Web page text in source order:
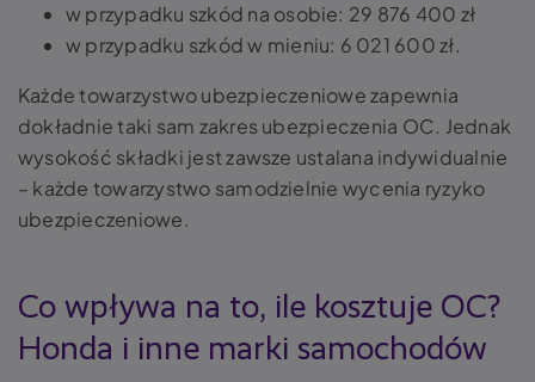
w przypadku szkód na osobie: 29 876 400 zł
w przypadku szkód w mieniu: 6 021 600 zł.
Każde towarzystwo ubezpieczeniowe zapewnia
dokładnie taki sam zakres ubezpieczenia OC. Jednak
wysokość składki jest zawsze ustalana indywidualnie
– każde towarzystwo samodzielnie wycenia ryzyko
ubezpieczeniowe.
Co wpływa na to, ile kosztuje OC?
Honda i inne marki samochodów